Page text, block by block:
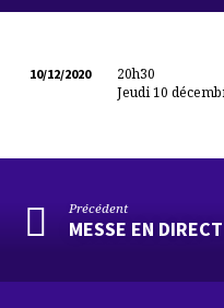
SOIRÉE
LAUDATO
10/12/2020
20h30
Jeudi 10
Précédent
MESSE EN DIRECT